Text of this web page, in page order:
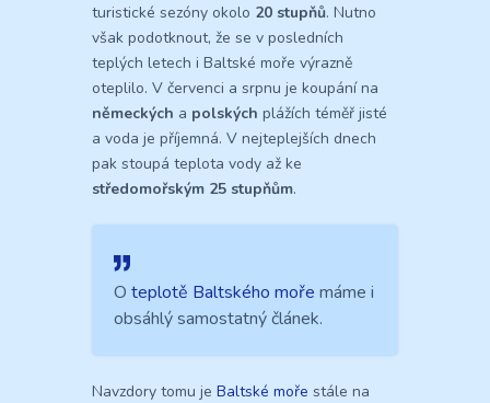
turistické sezóny okolo 20 stupňů. Nutno
však podotknout, že se v posledních
teplých letech i Baltské moře výrazně
oteplilo. V červenci a srpnu je koupání na
německých a polských plážích téměř jisté
a voda je příjemná. V nejteplejších dnech
pak stoupá teplota vody až ke
středomořským 25 stupňům.
O teplotě Baltského moře máme i
obsáhlý samostatný článek.
Navzdory tomu je Baltské moře stále na